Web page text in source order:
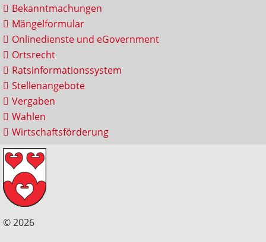
Bekanntmachungen
Mängelformular
Onlinedienste und eGovernment
Ortsrecht
Ratsinformationssystem
Stellenangebote
Vergaben
Wahlen
Wirtschaftsförderung
© 2026